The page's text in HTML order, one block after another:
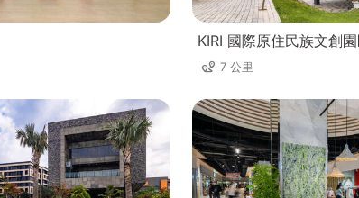
KIRI 國際原住民族文創
7 公里